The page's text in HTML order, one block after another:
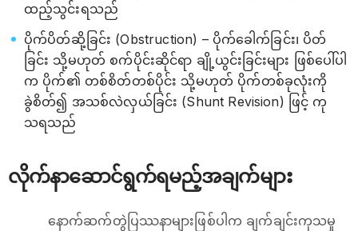
ထည့်သွင်းရသည်
ပိုက်ပိတ်ဆို့ခြင်း (Obstruction) – ပိုက်ခေါက်ခြင်း၊ ပိတ်
ခြင်း သို့မဟုတ် စက်ပိုင်းဆိုင်ရာ ချို့ယွင်းခြင်းများ ဖြစ်ပေါ်ပါ
က ပိုက်၏ တစ်စိတ်တစ်ပိုင်း သို့မဟုတ် ပိုက်တစ်ခုလုံးကို
ခွဲစိတ်၍ အသစ်လဲလှယ်ခြင်း (Shunt Revision) ဖြင့် ကု
သရသည်
လိုက်နာဆောင်ရွက်ရမည့်အချက်များ
နောက်ဆက်တွဲပြဿနာများဖြစ်ပါက ချက်ချင်းကုသမှု